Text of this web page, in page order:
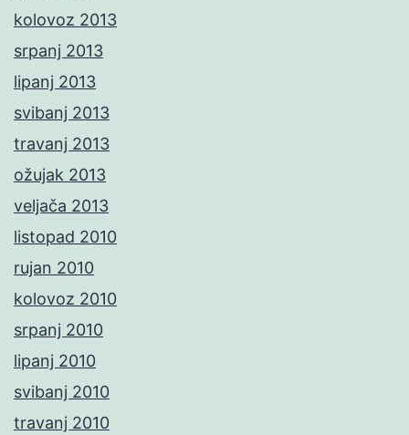
kolovoz 2013
srpanj 2013
lipanj 2013
svibanj 2013
travanj 2013
ožujak 2013
veljača 2013
listopad 2010
rujan 2010
kolovoz 2010
srpanj 2010
lipanj 2010
svibanj 2010
travanj 2010